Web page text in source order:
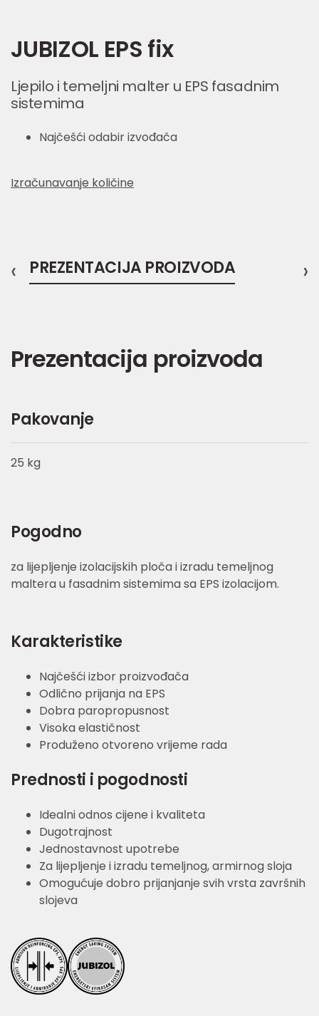
JUBIZOL EPS fix
Ljepilo i temeljni malter u EPS fasadnim
sistemima
Najčešći odabir izvođača
Izračunavanje količine
PREZENTACIJA PROIZVODA
‹ ›
Prezentacija proizvoda
Pakovanje
25 kg
Pogodno
za lijepljenje izolacijskih ploča i izradu temeljnog
maltera u fasadnim sistemima sa EPS izolacijom.
Karakteristike
Najčešći izbor proizvođača
Odlično prijanja na EPS
Dobra paropropusnost
Visoka elastičnost
Produženo otvoreno vrijeme rada
Prednosti i pogodnosti
Idealni odnos cijene i kvaliteta
Dugotrajnost
Jednostavnost upotrebe
Za lijepljenje i izradu temeljnog, armirnog sloja
Omogućuje dobro prijanjanje svih vrsta završnih
slojeva